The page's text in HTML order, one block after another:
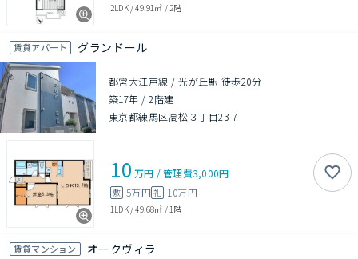
2LDK/49.91㎡ / 2階
賃貸アパート グランドール
都営大江戸線 / 光が丘駅 徒歩20分
築17年 /2階建
東京都練馬区高松３丁目23-7
10 万円 /管理費3,000円
敷 5万円礼 10万円
1LDK/49.68㎡ / 1階
賃貸マンション オークヴィラ